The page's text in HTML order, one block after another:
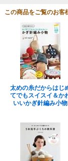
この商品をご覧のお客
太めの糸だからはじ
てでもスイスイ＆か
いいかぎ針編み小物